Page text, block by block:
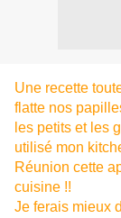
Une recette
flatte nos
les petits et les
utilisé mon
Réunion cette
cuisine !!
Je ferais mieux